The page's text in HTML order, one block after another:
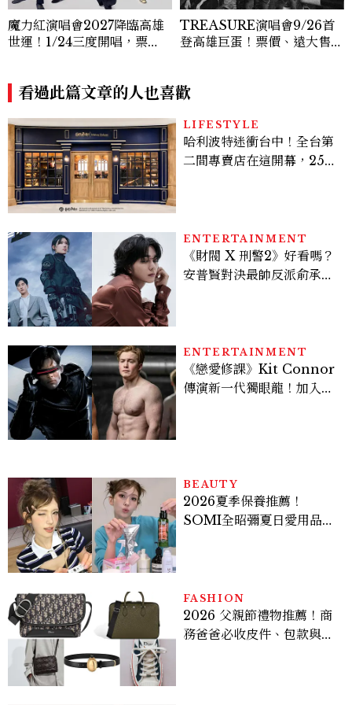
魔力紅演唱會2027降臨高雄
世運！1/24三度開唱，票
TREASURE演唱會9/26首
登高雄巨蛋！票價、遠大售票
看過此篇文章的人也喜歡
LIFESTYLE
哈利波特迷衝台中！全台第
二間專賣店在這開幕，25週
ENTERTAINMENT
《財閥 X 刑警2》好看嗎？
安普賢對決最帥反派俞承
多大？
ENTERTAINMENT
《戀愛修課》Kit Connor
傳演新一代獨眼龍！加入新
BEAUTY
2026夏季保養推薦！
SOMI全昭彌夏日愛用品公
FASHION
2026 父親節禮物推薦！商
務爸爸必收皮件、包款與鞋